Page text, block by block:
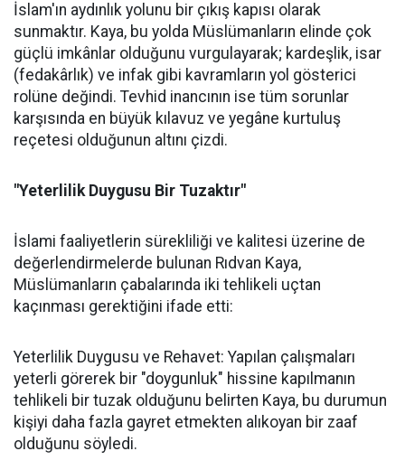
İslam'ın aydınlık yolunu bir çıkış kapısı olarak
sunmaktır. Kaya, bu yolda Müslümanların elinde çok
güçlü imkânlar olduğunu vurgulayarak; kardeşlik, isar
(fedakârlık) ve infak gibi kavramların yol gösterici
rolüne değindi. Tevhid inancının ise tüm sorunlar
karşısında en büyük kılavuz ve yegâne kurtuluş
reçetesi olduğunun altını çizdi.
"Yeterlilik Duygusu Bir Tuzaktır"
İslami faaliyetlerin sürekliliği ve kalitesi üzerine de
değerlendirmelerde bulunan Rıdvan Kaya,
Müslümanların çabalarında iki tehlikeli uçtan
kaçınması gerektiğini ifade etti:
Yeterlilik Duygusu ve Rehavet: Yapılan çalışmaları
yeterli görerek bir "doygunluk" hissine kapılmanın
tehlikeli bir tuzak olduğunu belirten Kaya, bu durumun
kişiyi daha fazla gayret etmekten alıkoyan bir zaaf
olduğunu söyledi.